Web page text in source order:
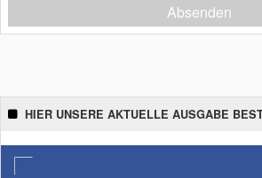
Absenden
HIER UNSERE AKTUELLE AUSGABE